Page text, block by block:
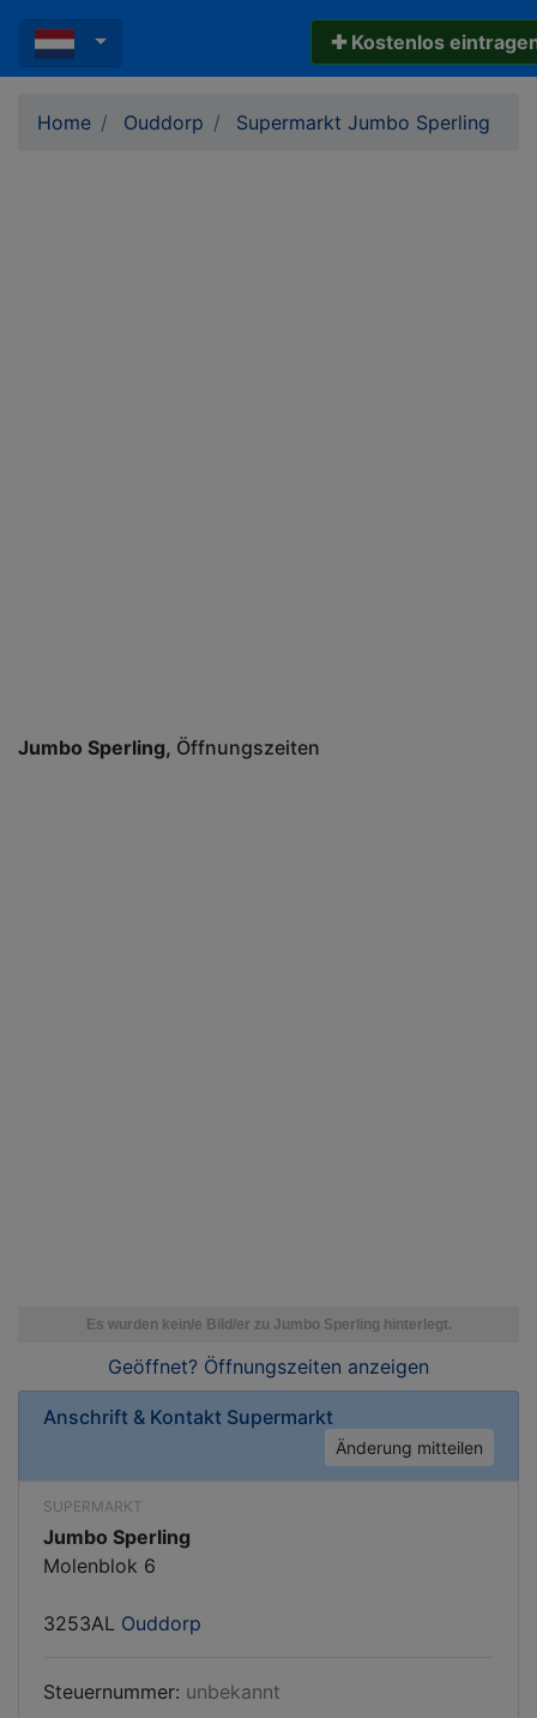
✚ Kostenlos
Home Ouddorp Supermarkt Jumbo Sperling
Jumbo Sperling Öffnungszeiten
Geöffnet? Öffnungszeiten anzeigen
Anschrift & Kontakt Supermarkt
Änderung mitteilen
SUPERMARKT
Jumbo Sperling
Molenblok 6
3253AL Ouddorp
Steuernummer: unbekannt